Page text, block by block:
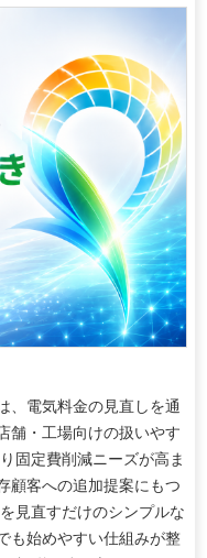
、電気料金の見直しを通
舗・工場向けの扱いやす
固定費削減ニーズが高ま
顧客への追加提案にもつ
見直すだけのシンプルな
も始めやすい仕組みが整